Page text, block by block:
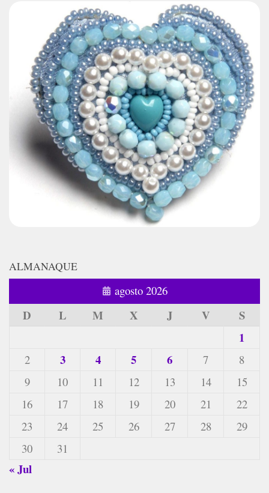
ALMANAQUE
agosto 2026
D L M X J V
S
1
2 3 4 5 6 7
8
9
10 11 12 13 14
15
16
17 18 19 20 21
22
23
24 25 26 27 28
29
30
31
« Jul